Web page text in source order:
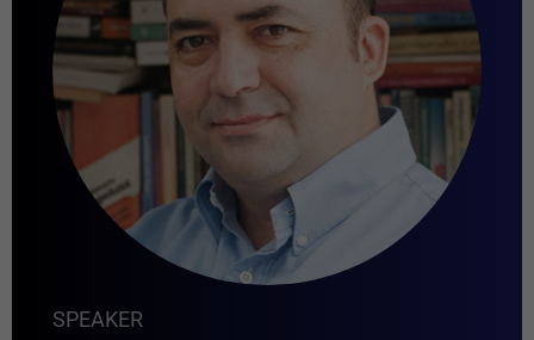
SPEAKER